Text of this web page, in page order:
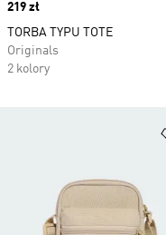
Price
219 zł
TORBA TYPU TOTE
Originals
2 kolory